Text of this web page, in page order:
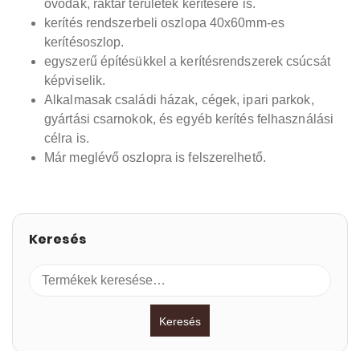
óvodák, raktár területek kerítésére is.
kerítés rendszerbeli oszlopa 40x60mm-es
kerítésoszlop.
egyszerű építésükkel a kerítésrendszerek csúcsát
képviselik.
Alkalmasak családi házak, cégek, ipari parkok,
gyártási csarnokok, és egyéb kerítés felhasználási
célra is.
Már meglévő oszlopra is felszerelhető.
Keresés
Keresés
Keresés